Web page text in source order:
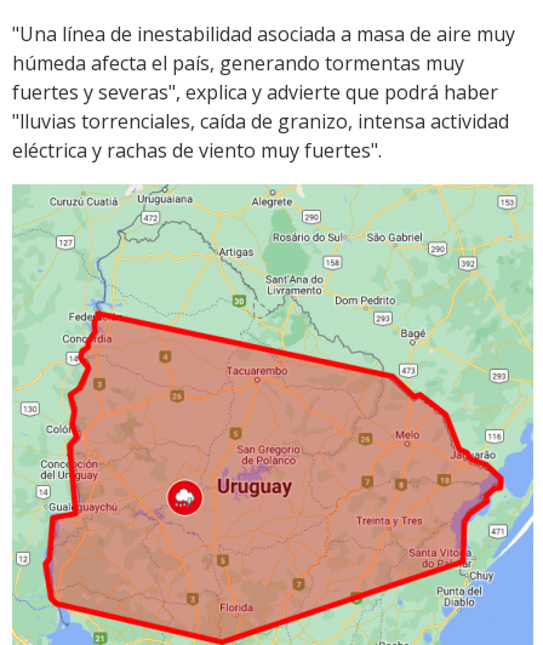
"Una línea de inestabilidad asociada a masa de aire muy
húmeda afecta el país, generando tormentas muy
fuertes y severas", explica y advierte que podrá haber
"lluvias torrenciales, caída de granizo, intensa actividad
eléctrica y rachas de viento muy fuertes".